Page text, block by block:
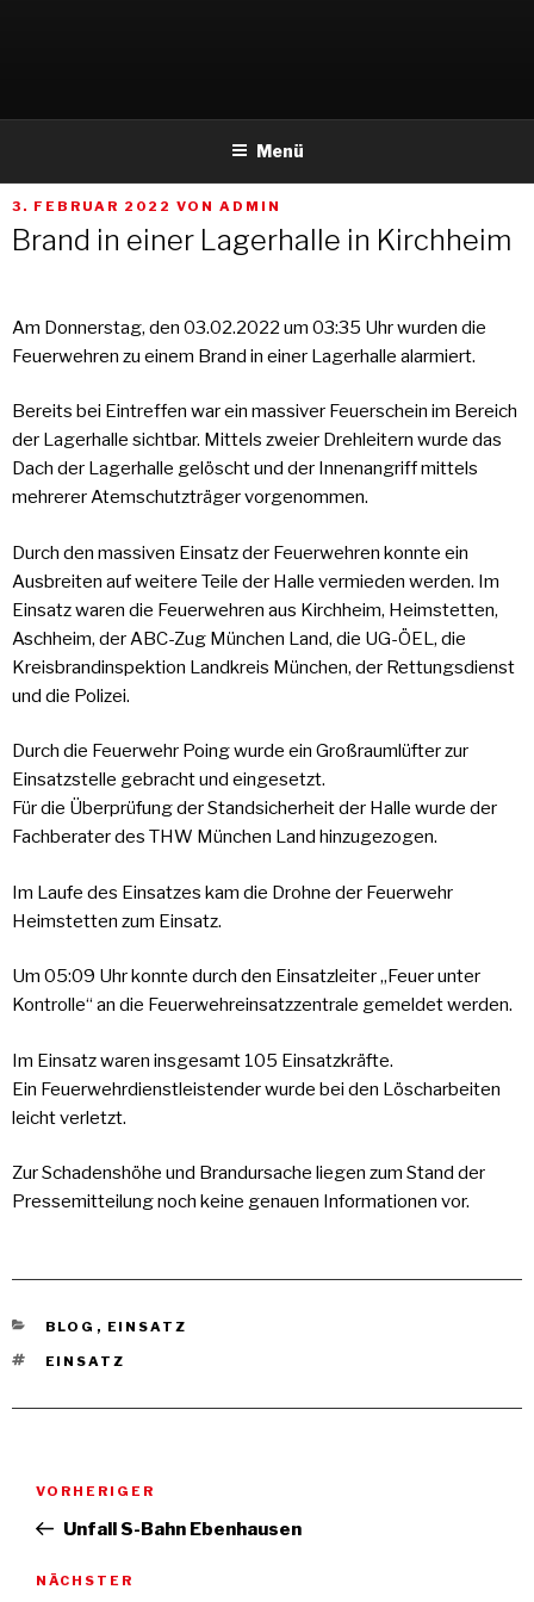
Menü
VERÖFFENTLICHT
AM
3. FEBRUAR 2022 VON ADMIN
Brand in einer Lagerhalle in Kirchheim
Am Donnerstag, den 03.02.2022 um 03:35 Uhr wurden die
Feuerwehren zu einem Brand in einer Lagerhalle alarmiert.
Bereits bei Eintreffen war ein massiver Feuerschein im Bereich
der Lagerhalle sichtbar. Mittels zweier Drehleitern wurde das
Dach der Lagerhalle gelöscht und der Innenangriff mittels
mehrerer Atemschutzträger vorgenommen.
Durch den massiven Einsatz der Feuerwehren konnte ein
Ausbreiten auf weitere Teile der Halle vermieden werden. Im
Einsatz waren die Feuerwehren aus Kirchheim, Heimstetten,
Aschheim, der ABC-Zug München Land, die UG-ÖEL, die
Kreisbrandinspektion Landkreis München, der Rettungsdienst
und die Polizei.
Durch die Feuerwehr Poing wurde ein Großraumlüfter zur
Einsatzstelle gebracht und eingesetzt.
Für die Überprüfung der Standsicherheit der Halle wurde der
Fachberater des THW München Land hinzugezogen.
Im Laufe des Einsatzes kam die Drohne der Feuerwehr
Heimstetten zum Einsatz.
Um 05:09 Uhr konnte durch den Einsatzleiter „Feuer unter
Kontrolle“ an die Feuerwehreinsatzzentrale gemeldet werden.
Im Einsatz waren insgesamt 105 Einsatzkräfte.
Ein Feuerwehrdienstleistender wurde bei den Löscharbeiten
leicht verletzt.
Zur Schadenshöhe und Brandursache liegen zum Stand der
Pressemitteilung noch keine genauen Informationen vor.
KATEGORIEN
BLOG , EINSATZ
TAGS
EINSATZ
Vorheriger
Beitrag
VORHERIGER
Unfall S-Bahn Ebenhausen
Nächster
NÄCHSTER